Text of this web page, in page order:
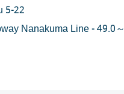
5-22
Nanakuma Line - 49.0～